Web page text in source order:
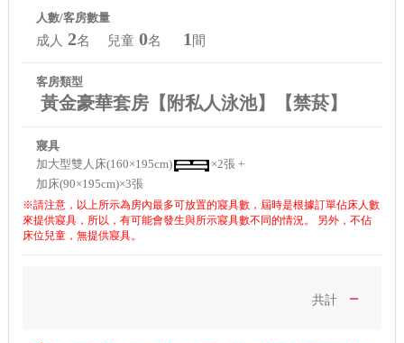
人數/客房數量
成人 2名 兒童 0名 1 間
客房類型
黃金豪華套房【附私人泳池】【禁菸】
寢具
加大型雙人床(160×195cm)
×2張 +
加床(90×195cm)×3張
※請注意，以上所示為房內最多可放置的寢具數，屆時是根據訂單佔床人數
來提供寢具，所以，有可能會發生與所示寢具數不同的情況。 另外，不佔
床位兒童，無提供寢具。
共計 －